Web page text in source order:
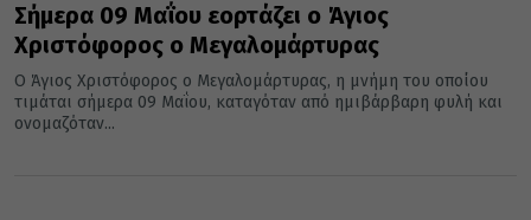
Σήμερα 09 Μαΐου εορτάζει ο Άγιος
Χριστόφορος ο Μεγαλομάρτυρας
Ο Άγιος Χριστόφορος ο Μεγαλομάρτυρας, η μνήμη του οποίου
τιμάται σήμερα 09 Μαΐου, καταγόταν από ημιβάρβαρη φυλή και
ονομαζόταν...